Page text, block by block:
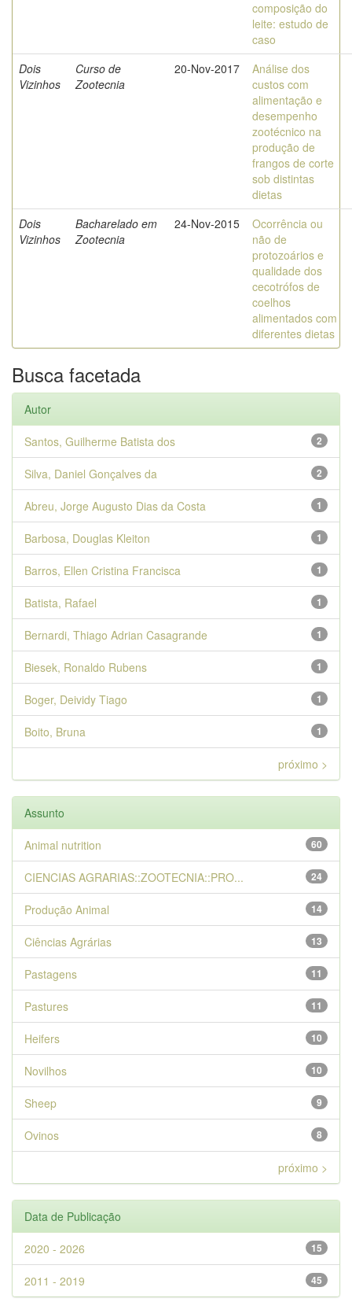
composição do
leite: estudo de
caso
Dois
Vizinhos
Curso de
Zootecnia
20-Nov-2017
Análise dos
custos com
alimentação e
desempenho
zootécnico na
produção de
frangos de corte
sob distintas
dietas
Dois
Vizinhos
Bacharelado em
Zootecnia
24-Nov-2015
Ocorrência ou
não de
protozoários e
qualidade dos
cecotrófos de
coelhos
alimentados com
diferentes dietas
Busca facetada
Autor
2
Santos, Guilherme Batista dos
2
Silva, Daniel Gonçalves da
1
Abreu, Jorge Augusto Dias da Costa
1
Barbosa, Douglas Kleiton
1
Barros, Ellen Cristina Francisca
1
Batista, Rafael
1
Bernardi, Thiago Adrian Casagrande
1
Biesek, Ronaldo Rubens
1
Boger, Deividy Tiago
1
Boito, Bruna
próximo >
Assunto
60
Animal nutrition
24
CIENCIAS AGRARIAS::ZOOTECNIA::PRO...
14
Produção Animal
13
Ciências Agrárias
11
Pastagens
11
Pastures
10
Heifers
10
Novilhos
9
Sheep
8
Ovinos
próximo >
Data de Publicação
15
2020 - 2026
45
2011 - 2019